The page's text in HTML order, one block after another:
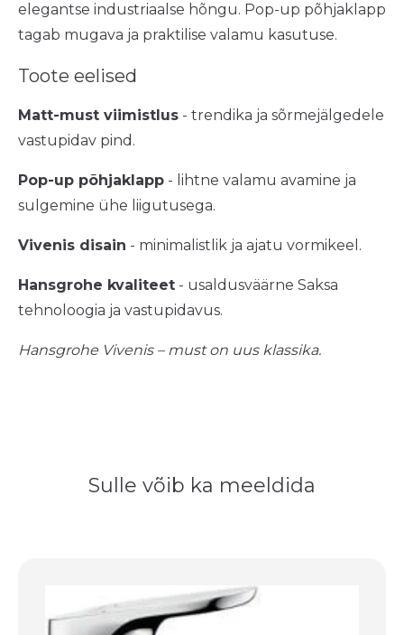
elegantse industriaalse hõngu. Pop-up põhjaklapp
tagab mugava ja praktilise valamu kasutuse.
Toote eelised
Matt-must viimistlus - trendika ja sõrmejälgedele
vastupidav pind.
Pop-up põhjaklapp - lihtne valamu avamine ja
sulgemine ühe liigutusega.
Vivenis disain - minimalistlik ja ajatu vormikeel.
Hansgrohe kvaliteet - usaldusväärne Saksa
tehnoloogia ja vastupidavus.
Hansgrohe Vivenis – must on uus klassika.
Sulle võib ka meeldida